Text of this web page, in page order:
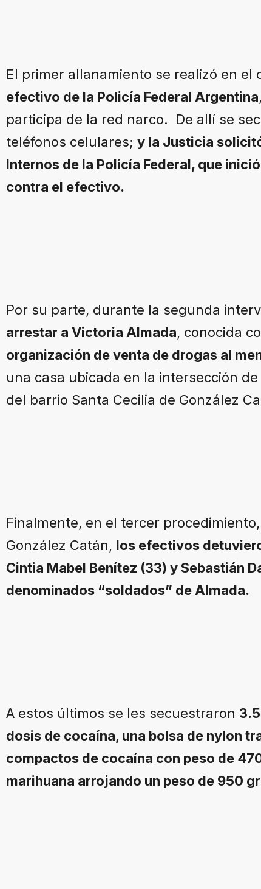
El primer allanamiento se realizó en el
efectivo de la Policía Federal Argentina
participa de la red narco. De allí se
teléfonos celulares; y la Justicia
Internos de la Policía Federal, que
contra el efectivo.
Por su parte, durante la segunda
arrestar a Victoria Almada, conocida
organización de venta de drogas al
una casa ubicada en la intersección
del barrio Santa Cecilia de González
Finalmente, en el tercer
González Catán, los efectivos
Cintia Mabel Benítez (33) y Sebastián
denominados “soldados” de Almada.
A estos últimos se les secuestraron
dosis de cocaína, una bolsa de nylon
compactos de cocaína con peso de
marihuana arrojando un peso de 950